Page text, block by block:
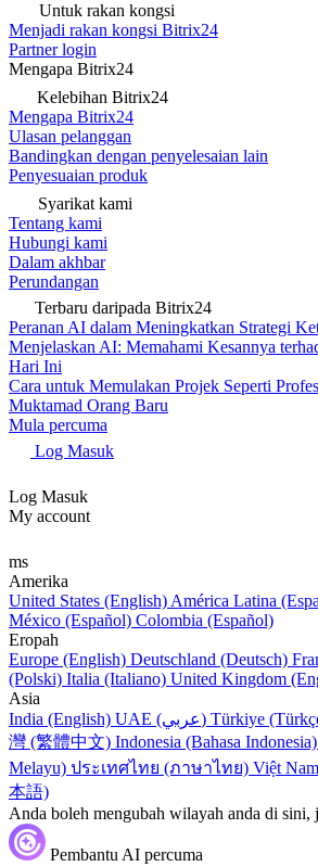
Untuk rakan kongsi
Menjadi rakan kongsi Bitrix24
Partner login
Mengapa Bitrix24
Kelebihan Bitrix24
Mengapa Bitrix24
Ulasan pelanggan
Bandingkan dengan penyelesaian lain
Penyesuaian produk
Syarikat kami
Tentang kami
Hubungi kami
Dalam akhbar
Perundangan
Terbaru daripada Bitrix24
Peranan AI dalam Meningkatkan Strategi
Menjelaskan AI: Memahami Kesannya
Hari Ini
Cara untuk Memulakan Projek Seperti
Muktamad Orang Baru
Mula percuma
Log Masuk
Log Masuk
My account
ms
Amerika
United States (English) América Latina
México (Español) Colombia (Español)
Eropah
Europe (English) Deutschland (Deutsch)
(Polski) Italia (Italiano) United Kingdom
Asia
India (English)
UAE (عربي) Türkiye
灣 (繁體中文) Indonesia (Bahasa Indonesia)
Melayu) ประเทศไทย (ภาษาไทย) Việt
本語)
Anda boleh mengubah wilayah anda di sini,
Pembantu AI percuma